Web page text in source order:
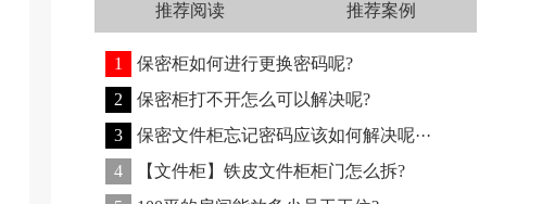
推荐阅读 推荐案例
1
保密柜如何进行更换密码呢?
2
保密柜打不开怎么可以解决呢?
3
保密文件柜忘记密码应该如何解决呢···
4
【文件柜】铁皮文件柜柜门怎么拆?